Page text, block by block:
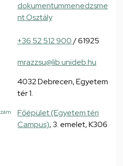
dokumentummenedzsme
nt Osztály
+36 52 512 900/ 61925
mrazzsu@lib.unideb.hu
4032 Debrecen, Egyetem
tér 1.
Főépület (Egyetem téri
Campus), 3. emelet, K306